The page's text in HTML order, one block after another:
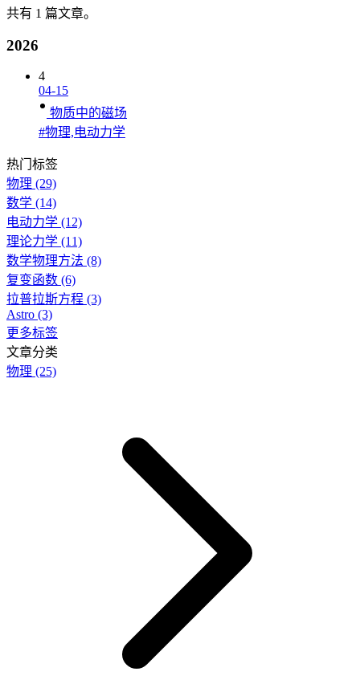
共有 1 篇文章。
2026
4
04-15
物质中的磁场
#物理,电动力学
热门标签
物理 (29)
数学 (14)
电动力学 (12)
理论力学 (11)
数学物理方法 (8)
复变函数 (6)
拉普拉斯方程 (3)
Astro (3)
更多标签
文章分类
物理 (25)